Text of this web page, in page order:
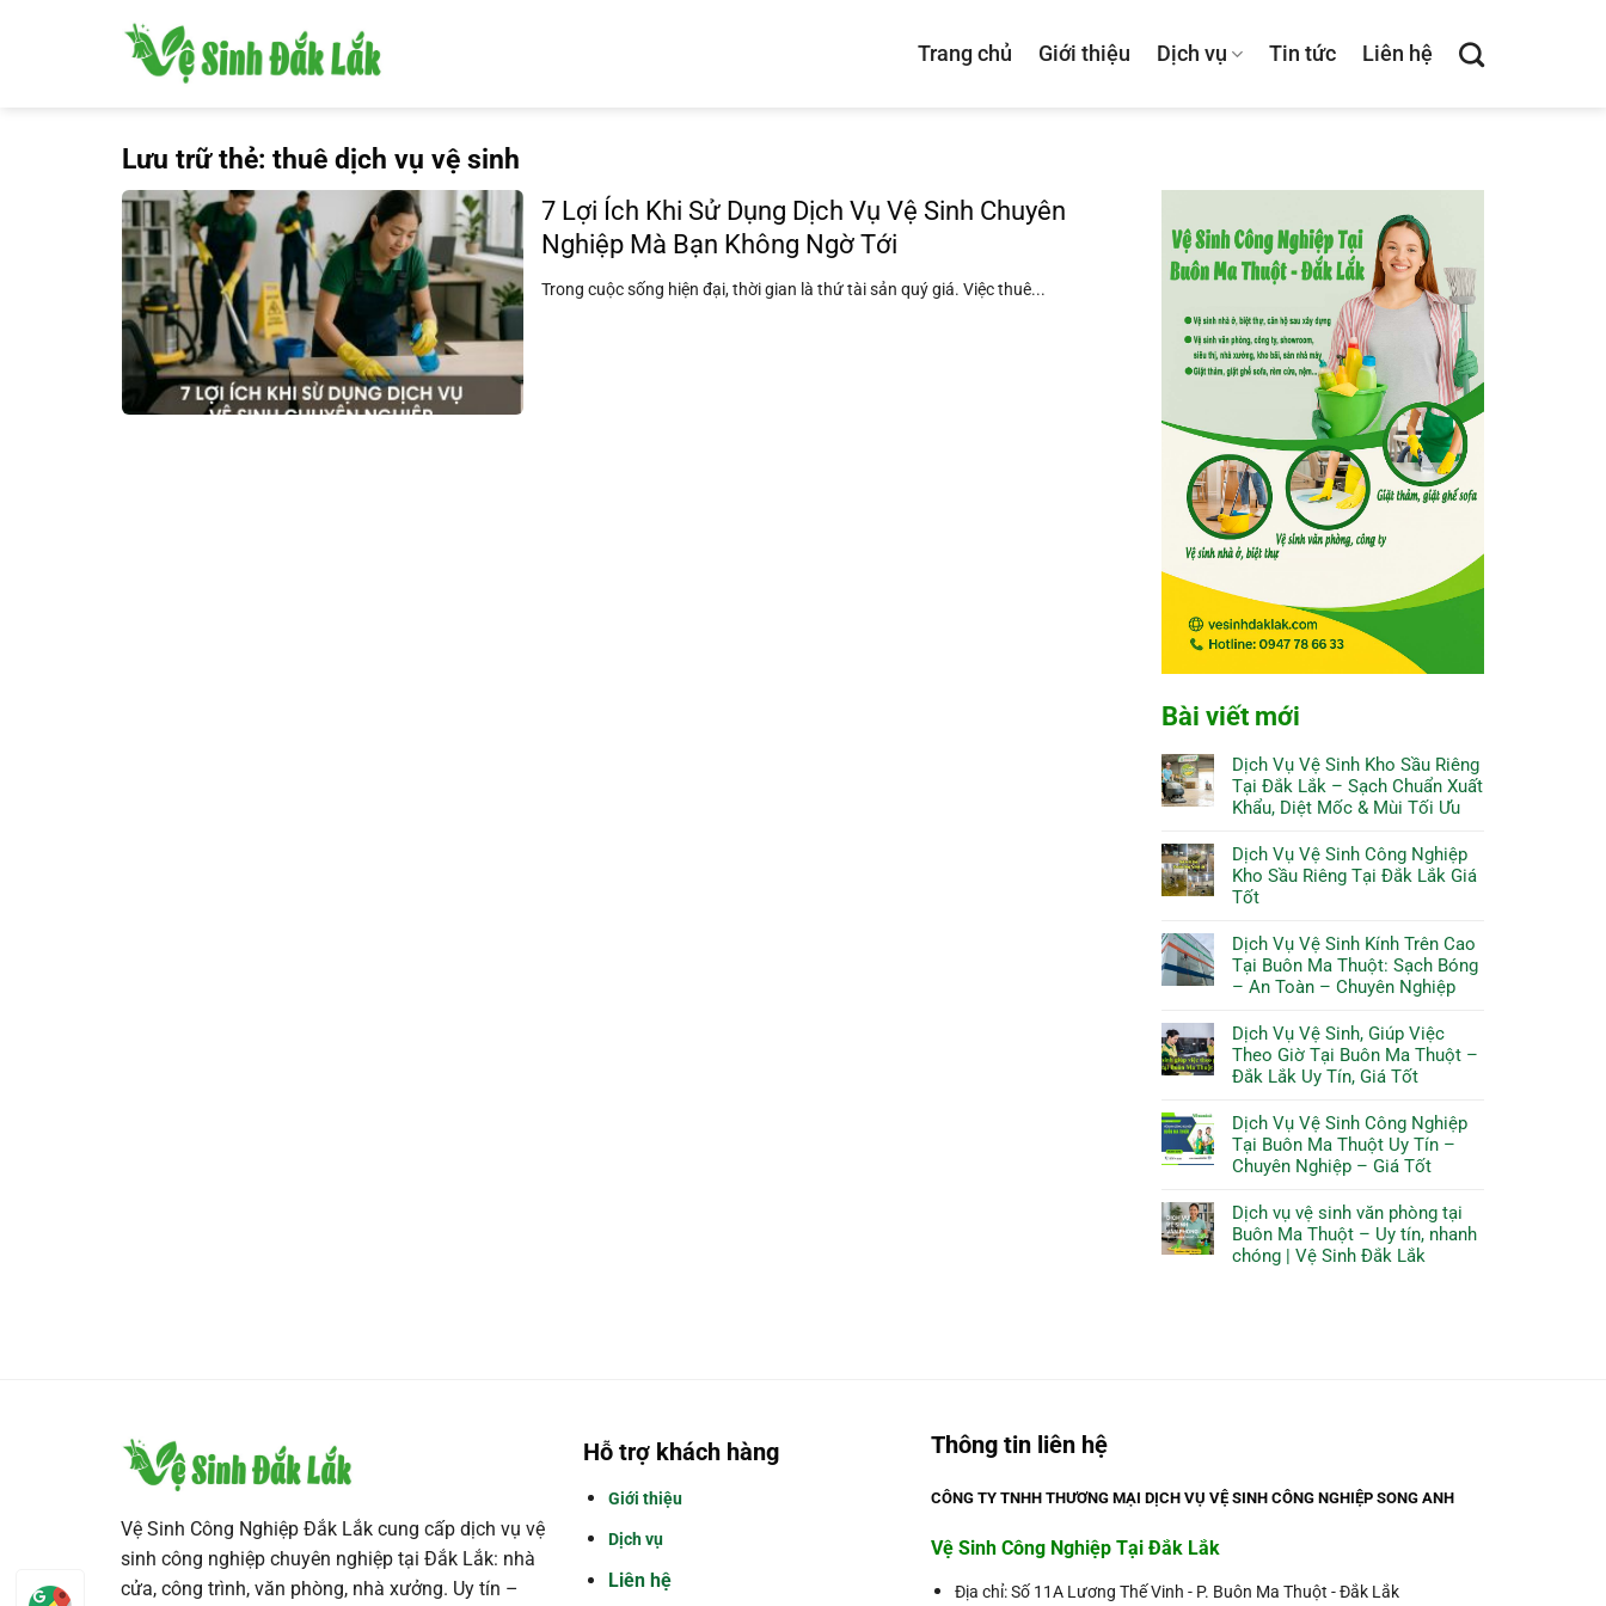
Trang chủ Giới thiệu Dịch vụ Tin tức Liên hệ
Lưu trữ thẻ: thuê dịch vụ vệ sinh
7 Lợi Ích Khi Sử Dụng Dịch Vụ Vệ Sinh Chuyên
Nghiệp Mà Bạn Không Ngờ Tới
Trong cuộc sống hiện đại, thời gian là thứ tài sản quý giá. Việc thuê...
Bài viết mới
Dịch Vụ Vệ Sinh Kho Sầu Riêng
Tại Đắk Lắk – Sạch Chuẩn Xuất
Khẩu, Diệt Mốc & Mùi Tối Ưu
Dịch Vụ Vệ Sinh Công Nghiệp
Kho Sầu Riêng Tại Đắk Lắk Giá
Tốt
Dịch Vụ Vệ Sinh Kính Trên Cao
Tại Buôn Ma Thuột: Sạch Bóng
– An Toàn – Chuyên Nghiệp
Dịch Vụ Vệ Sinh, Giúp Việc
Theo Giờ Tại Buôn Ma Thuột –
Đắk Lắk Uy Tín, Giá Tốt
Dịch Vụ Vệ Sinh Công Nghiệp
Tại Buôn Ma Thuột Uy Tín –
Chuyên Nghiệp – Giá Tốt
Dịch vụ vệ sinh văn phòng tại
Buôn Ma Thuột – Uy tín, nhanh
chóng | Vệ Sinh Đắk Lắk
Vệ Sinh Công Nghiệp Đắk Lắk cung cấp dịch vụ vệ
sinh công nghiệp chuyên nghiệp tại Đắk Lắk: nhà
cửa, công trình, văn phòng, nhà xưởng. Uy tín –
Hỗ trợ khách hàng
Giới thiệu
Dịch vụ
Liên hệ
Thông tin liên hệ
CÔNG TY TNHH THƯƠNG MẠI DỊCH VỤ VỆ SINH CÔNG NGHIỆP SONG ANH
Vệ Sinh Công Nghiệp Tại Đắk Lắk
Địa chỉ: Số 11A Lương Thế Vinh - P. Buôn Ma Thuột - Đắk Lắk